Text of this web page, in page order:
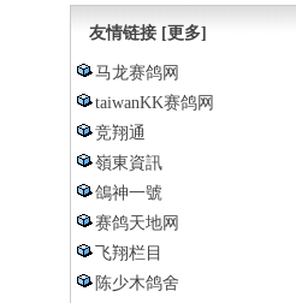
友情链接 [更多]
马龙赛鸽网
taiwanKK赛鸽网
竞翔通
嶺東資訊
鴿神一號
赛鸽天地网
飞翔栏目
陈少木鸽舍